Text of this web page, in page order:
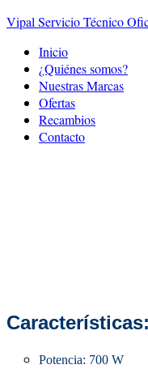
Vipal Servicio Técnico
Inicio
¿Quiénes somos?
Nuestras Marcas
Ofertas
Recambios
Contacto
Características:
Potencia: 700 W